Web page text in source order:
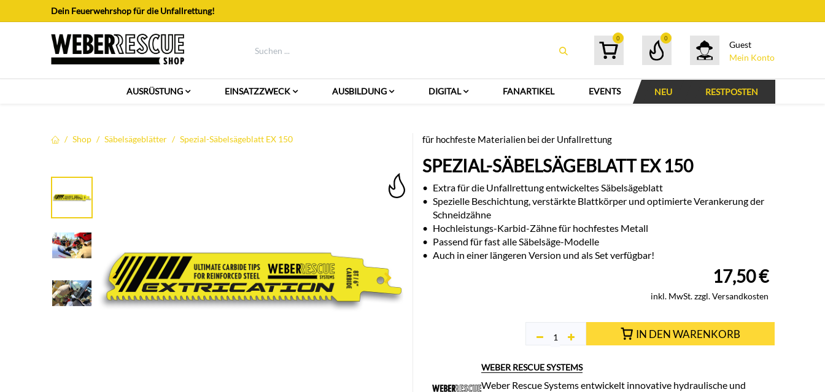
Zum Inhalt springenDein Feuerwehrshop für die Unfallrettung!
0 0
Guest
Mein Konto
AUSRÜSTUNG EINSATZZWECK AUSBILDUNG DIGITAL FANARTIKEL EVENTS NEU RESTPOSTEN
Shop Säbelsägeblätter Spezial-Säbelsägeblatt EX 150 für hochfeste Materialien bei der Unfallrettung
SPEZIAL-SÄBELSÄGEBLATT EX 150
• Extra für die Unfallrettung entwickeltes Säbelsägeblatt
• Spezielle Beschichtung, verstärkte Blattkörper und optimierte Verankerung der
Schneidzähne
• Hochleistungs-Karbid-Zähne für hochfestes Metall
• Passend für fast alle Säbelsäge-Modelle
• Auch in einer längeren Version und als Set verfügbar!
17,50€
inkl. MwSt. zzgl. Versandkosten
IN DEN WARENKORB
WEBER RESCUE SYSTEMS
Weber Rescue Systems entwickelt innovative hydraulische und